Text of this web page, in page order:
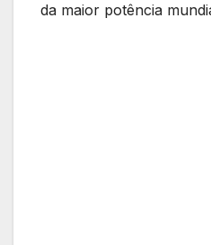
da maior potência